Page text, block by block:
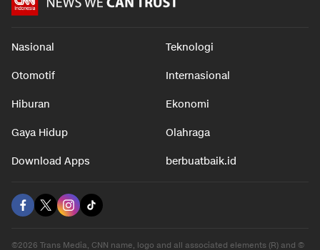
Nasional Teknologi
Otomotif Internasional
Hiburan Ekonomi
Gaya Hidup Olahraga
Download Apps berbuatbaik.id
©2026 Trans Media, CNN name, logo and all associated elements (R) and ©